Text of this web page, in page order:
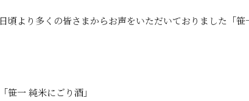
日頃より多くの皆さまからお声をいただいておりました「
「笹一 純米にごり酒」